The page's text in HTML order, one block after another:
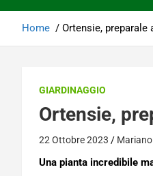
Home Ortensie,
GIARDINAGGIO
Ortensie,
22 Ottobre 2023
Una pianta incredibile